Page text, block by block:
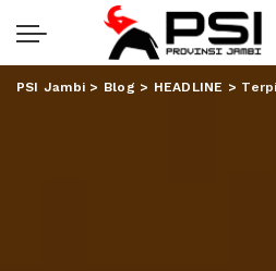
PSI Jambi > Blog > HEADLINE > Terpilih